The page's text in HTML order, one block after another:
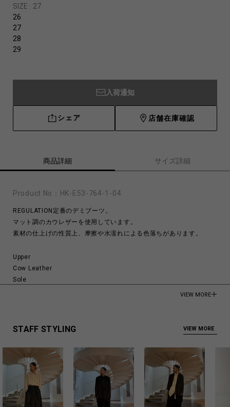
SIZE : 27
26
27
28
29
入荷通知
シェア 店舗在庫確認
商品詳細 サイズ詳細
Product No： HK-E53-764-1-04
REGULATION定番のデミブーツ。
マット調のカウレザーを使用しています。
素材の仕上げの性質上、摩擦や水濡れによる色落ちがあります。
Upper
Cow Leather
Sole
商品についてよくあるお問い合わせはこちら
VIEW MORE
STAFF STYLING VIEW MORE